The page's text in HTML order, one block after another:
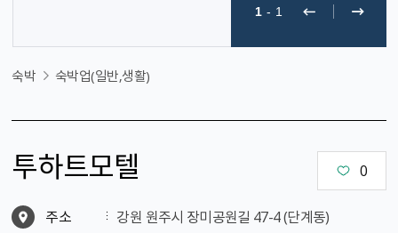
1 - 1
숙박 숙박업(일반,생활)
투하트모텔 0
주소
강원 원주시 장미공원길 47-4 (단계동)